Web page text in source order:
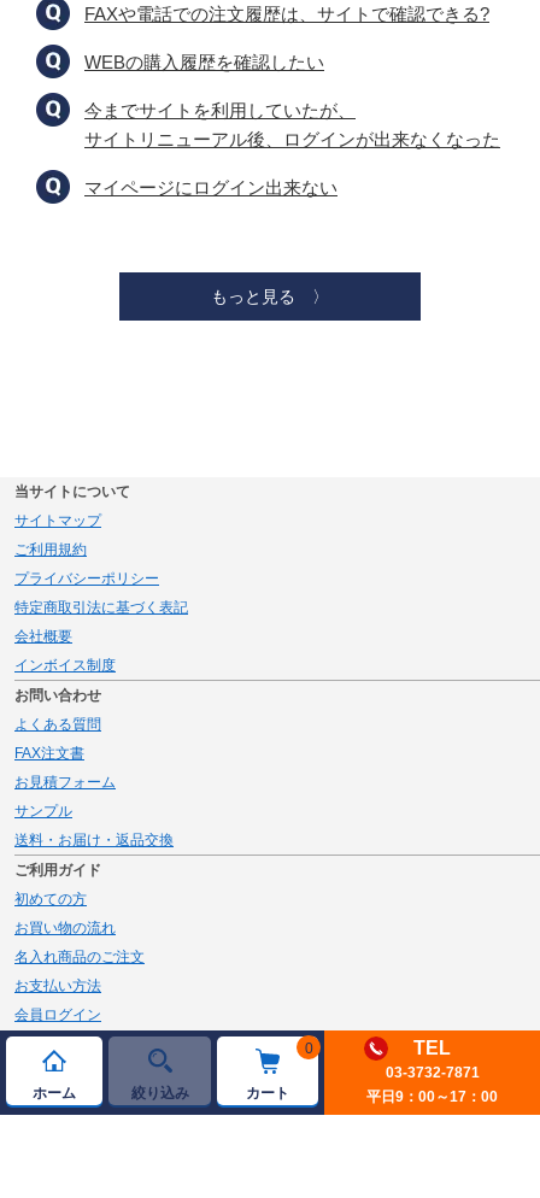
ホーム 絞り込み
0
カート
TEL
03-3732-7871
平日9：00～17：00
FAXや電話での注文履歴は、サイトで確認できる?
WEBの購入履歴を確認したい
今までサイトを利用していたが、
サイトリニューアル後、ログインが出来なくなった
マイページにログイン出来ない
もっと見る 〉
当サイトについて
サイトマップ
ご利用規約
プライバシーポリシー
特定商取引法に基づく表記
会社概要
インボイス制度
お問い合わせ
よくある質問
FAX注文書
お見積フォーム
サンプル
送料・お届け・返品交換
ご利用ガイド
初めての方
お買い物の流れ
名入れ商品のご注文
お支払い方法
会員ログイン
メルマガ登録
新規会員登録
ページトップへ